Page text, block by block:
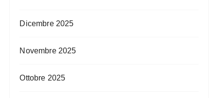
Dicembre 2025
Novembre 2025
Ottobre 2025